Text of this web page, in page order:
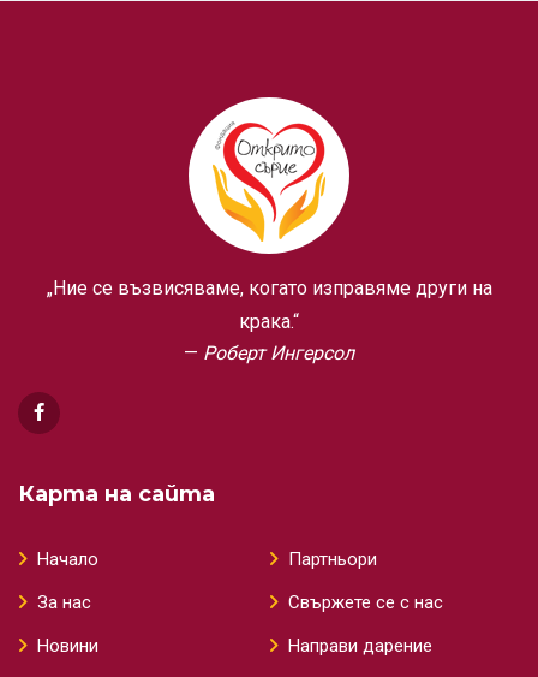
„Ние се възвисяваме, когато изправяме други на
крака.“
Роберт Ингерсол
Карта на сайта
Начало
За нас
Новини
Партньори
Свържете се с нас
Направи дарение